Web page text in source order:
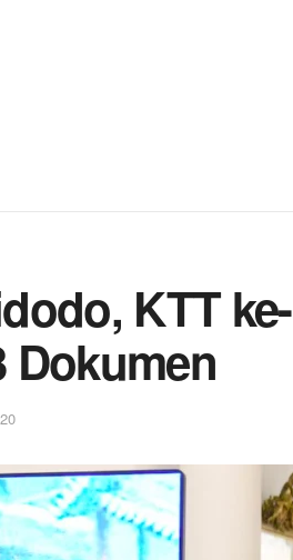
KTT ke-
Dokumen